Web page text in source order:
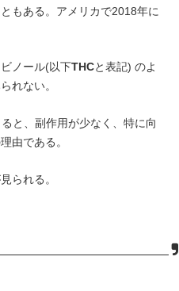
もある。アメリカで2018年に
ノール(以下THCと表記) のよ
れない。
と、副作用が少なく、特に向
由である。
られる。